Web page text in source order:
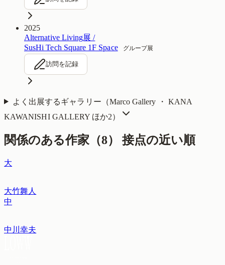
2025
Alternative Living展 /
SusHi Tech Square 1F Space
グループ展
訪問を記録
よく出展するギャラリー（Marco Gallery ・ KANA
KAWANISHI GALLERY ほか2）
関係のある作家（8） 接点の近い順
大
大竹舞人
中
中川幸夫